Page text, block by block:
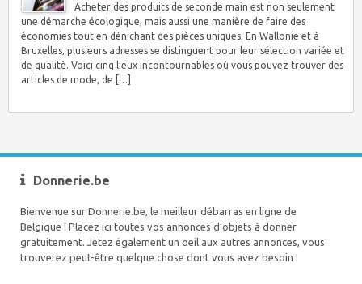
Acheter des produits de seconde main est non seulement
une démarche écologique, mais aussi une manière de faire des
économies tout en dénichant des pièces uniques. En Wallonie et à
Bruxelles, plusieurs adresses se distinguent pour leur sélection variée et
de qualité. Voici cinq lieux incontournables où vous pouvez trouver des
articles de mode, de […]
Donnerie.be
Bienvenue sur Donnerie.be, le meilleur débarras en ligne de
Belgique ! Placez ici toutes vos annonces d’objets à donner
gratuitement. Jetez également un oeil aux autres annonces, vous
trouverez peut-être quelque chose dont vous avez besoin !